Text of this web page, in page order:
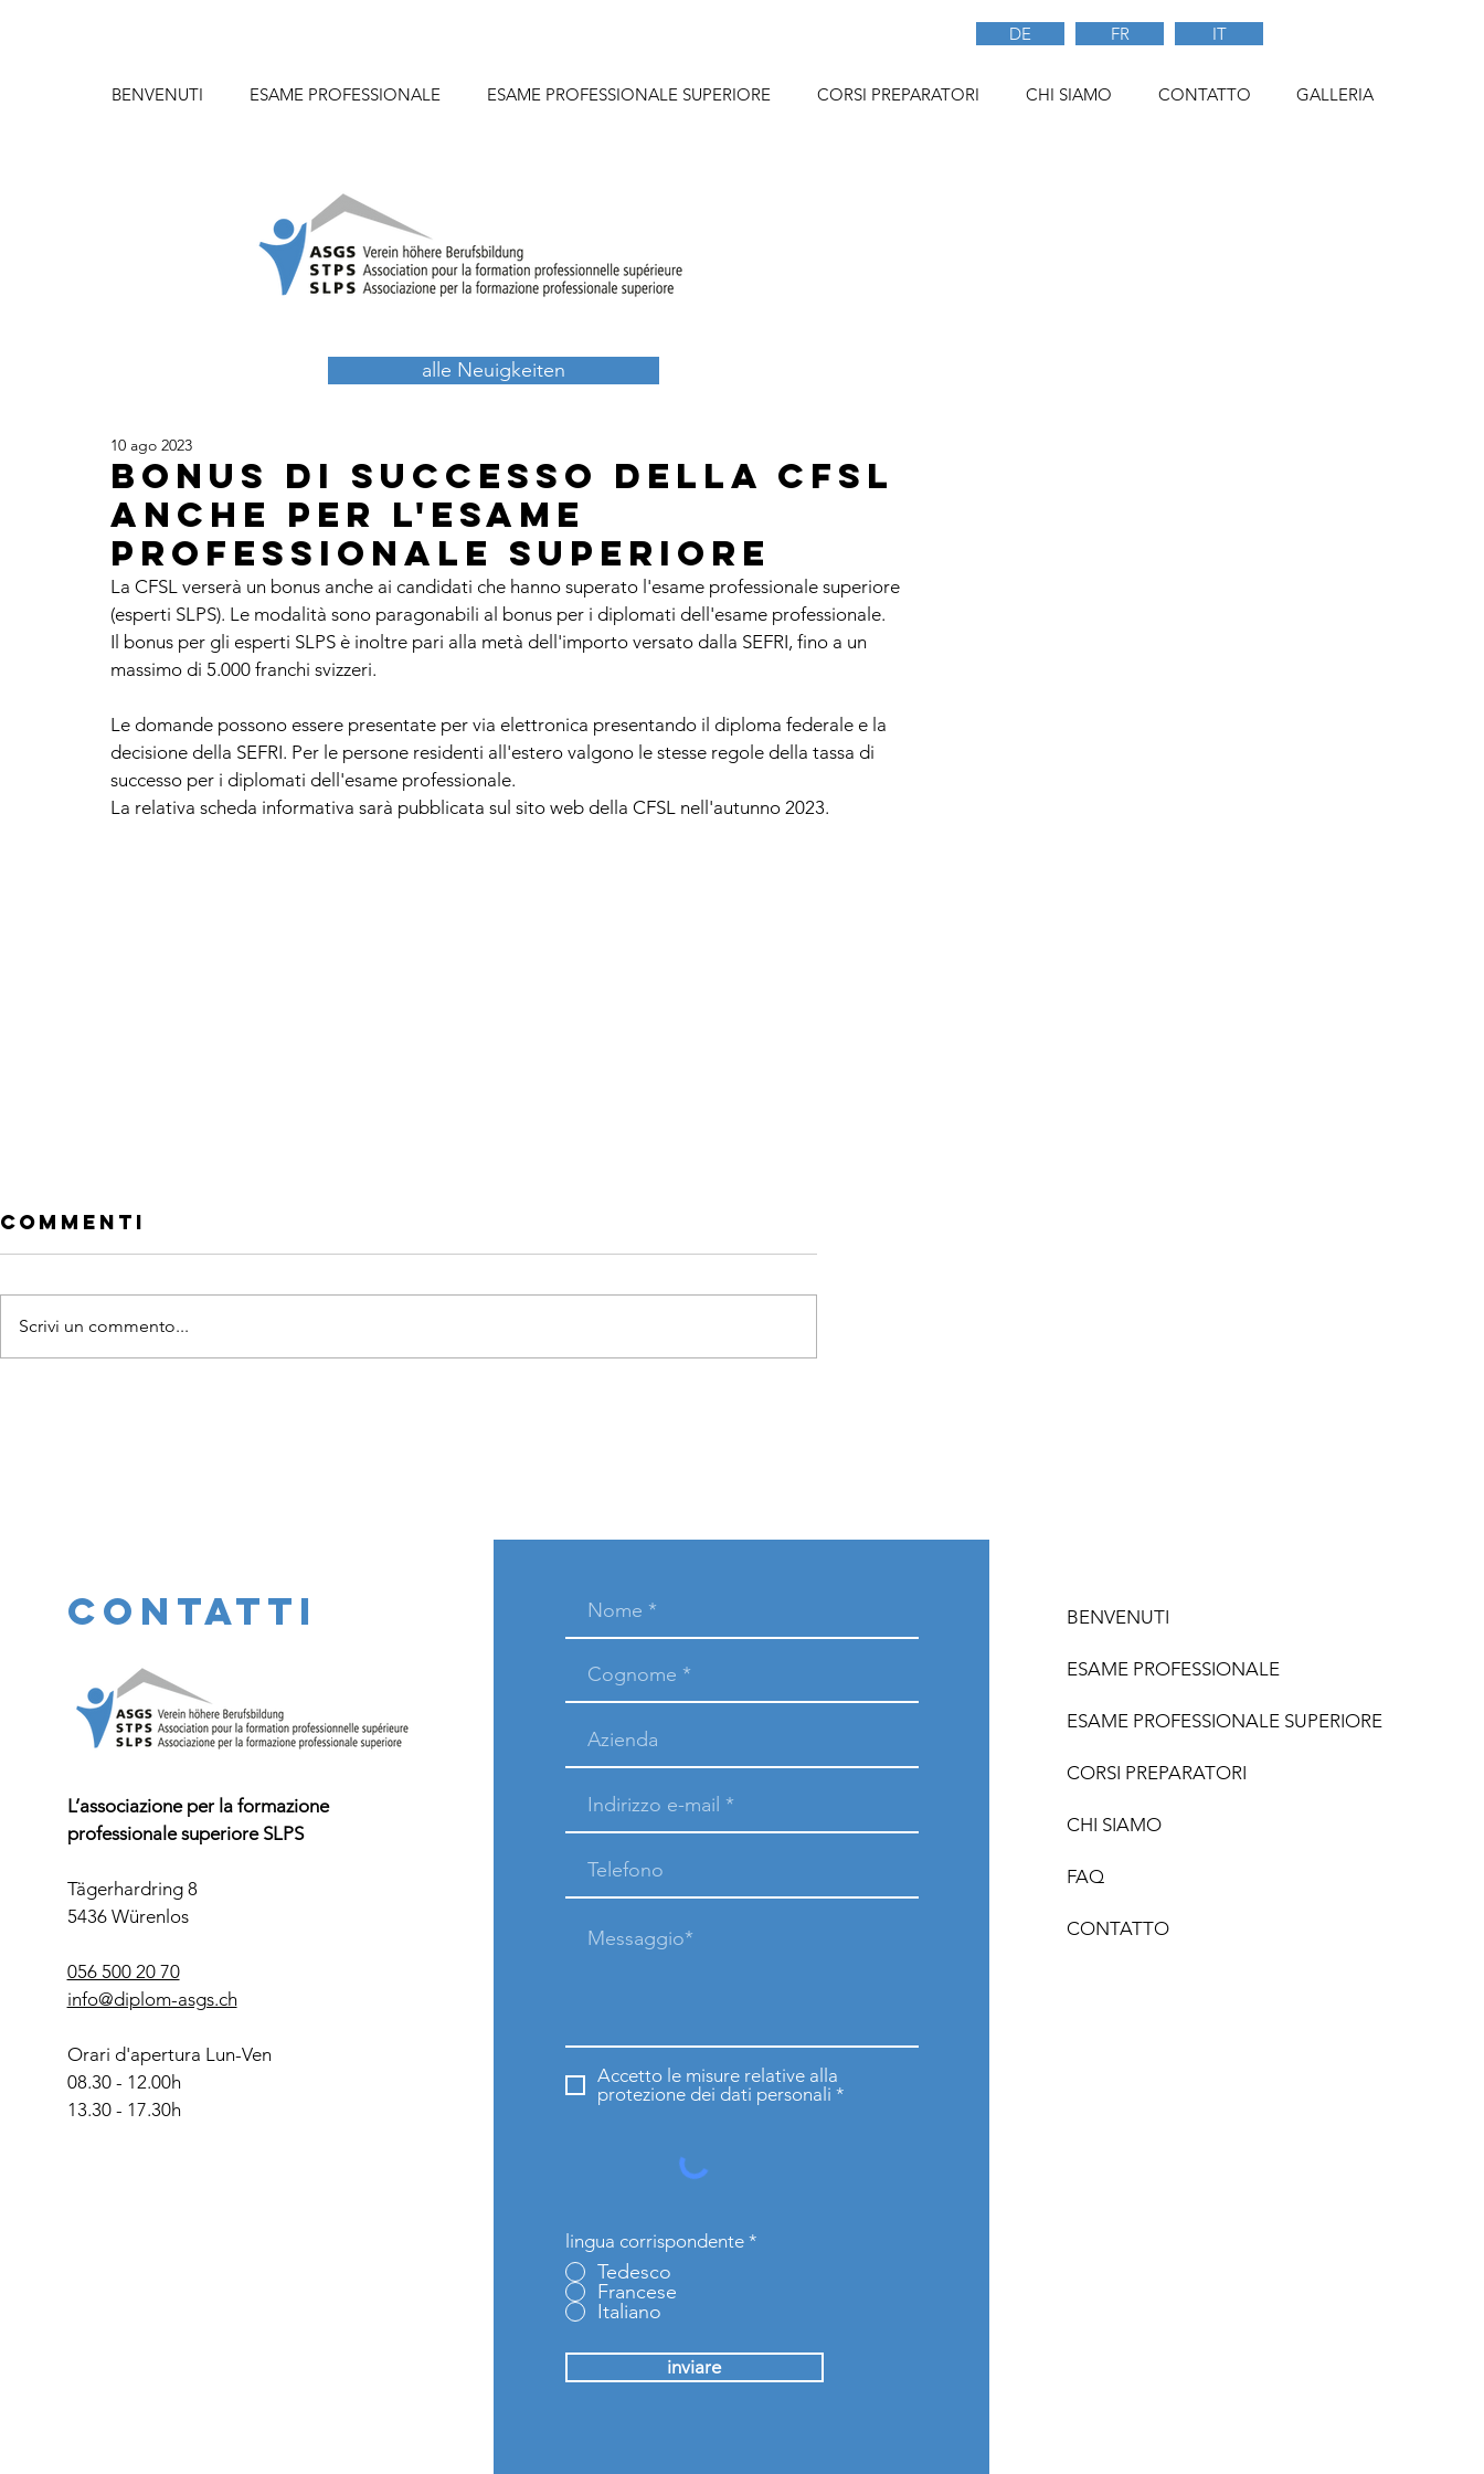
DE FR IT
BENVENUTI ESAME PROFESSIONALE ESAME PROFESSIONALE SUPERIORE CORSI PREPARATORI CHI SIAMO CONTATTO GALLERIA
alle Neuigkeiten
Bonus di successo della CFSL
anche per l'esame
professionale superiore
10 ago 2023
La CFSL verserà un bonus anche ai candidati che hanno superato l'esame professionale superiore
(esperti SLPS). Le modalità sono paragonabili al bonus per i diplomati dell'esame professionale.
Il bonus per gli esperti SLPS è inoltre pari alla metà dell'importo versato dalla SEFRI, fino a un
massimo di 5.000 franchi svizzeri.
Le domande possono essere presentate per via elettronica presentando il diploma federale e la
decisione della SEFRI. Per le persone residenti all'estero valgono le stesse regole della tassa di
successo per i diplomati dell'esame professionale.
La relativa scheda informativa sarà pubblicata sul sito web della CFSL nell'autunno 2023.
Commenti
Scrivi un commento...
CONTATTI
L’associazione per la formazione
professionale superiore SLPS
Tägerhardring 8
5436 Würenlos
056 500 20 70
info@diplom-asgs.ch
Orari d'apertura Lun-Ven
08.30 - 12.00h
13.30 - 17.30h
Accetto le misure relative alla
protezione dei dati personali *
lingua corrispondente *
Tedesco
Francese
Italiano
inviare
BENVENUTI
ESAME PROFESSIONALE
ESAME PROFESSIONALE SUPERIORE
CORSI PREPARATORI
CHI SIAMO
FAQ
CONTATTO